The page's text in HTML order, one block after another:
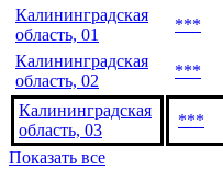
Калининградская
область, 01
***
Калининградская
область, 02
***
Калининградская
область, 03
***
Показать все